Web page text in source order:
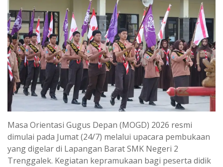
Masa Orientasi Gugus Depan (MOGD) 2026 resmi
dimulai pada Jumat (24/7) melalui upacara pembukaan
yang digelar di Lapangan Barat SMK Negeri 2
Trenggalek. Kegiatan kepramukaan bagi peserta didik